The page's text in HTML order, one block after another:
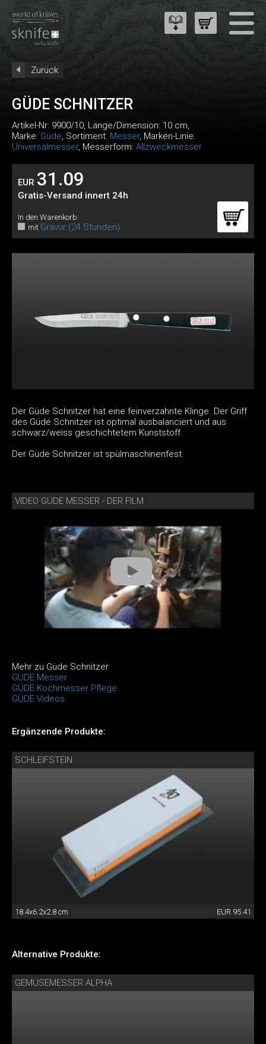
Zurück
GÜDE SCHNITZER
Artikel-Nr: 9900/10, Länge/Dimension: 10 cm,
Marke: Güde, Sortiment: Messer, Marken-Linie:
Universalmesser, Messerform: Allzweckmesser
EUR 31.09
Gratis-Versand innert 24h
In den Warenkorb:
mit Gravur (24 Stunden)
Der Güde Schnitzer hat eine feinverzahnte Klinge. Der Griff
des Güde Schnitzer ist optimal ausbalanciert und aus
schwarz/weiss geschichtetem Kunststoff.
Der Güde Schnitzer ist spülmaschinenfest.
VIDEO GÜDE MESSER - DER FILM
Mehr zu Güde Schnitzer
GÜDE Messer
GÜDE Kochmesser Pflege
GÜDE Videos
Ergänzende Produkte:
SCHLEIFSTEIN
18.4x6.2x2.8 cm EUR 95.41
Alternative Produkte:
GEMÜSEMESSER ALPHA